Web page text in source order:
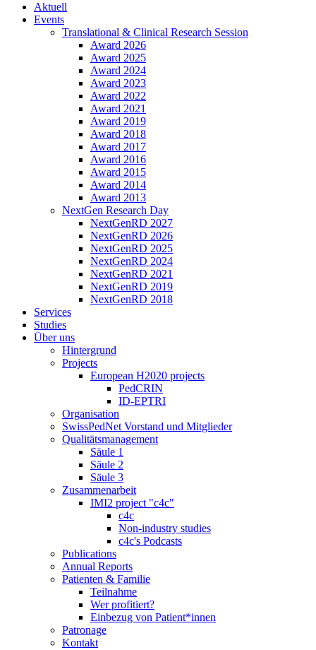
Aktuell
Events
Translational & Clinical Research Session
Award 2026
Award 2025
Award 2024
Award 2023
Award 2022
Award 2021
Award 2019
Award 2018
Award 2017
Award 2016
Award 2015
Award 2014
Award 2013
NextGen Research Day
NextGenRD 2027
NextGenRD 2026
NextGenRD 2025
NextGenRD 2024
NextGenRD 2021
NextGenRD 2019
NextGenRD 2018
Services
Studies
Über uns
Hintergrund
Projects
European H2020 projects
PedCRIN
ID-EPTRI
Organisation
SwissPedNet Vorstand und Mitglieder
Qualitätsmanagement
Säule 1
Säule 2
Säule 3
Zusammenarbeit
IMI2 project "c4c"
c4c
Non-industry studies
c4c's Podcasts
Publications
Annual Reports
Patienten & Familie
Teilnahme
Wer profitiert?
Einbezug von Patient*innen
Patronage
Kontakt